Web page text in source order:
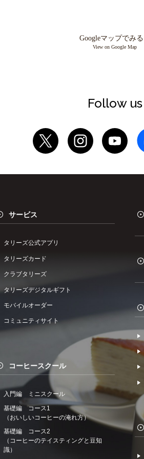
Googleマップでみる
View on Google Map
Follow us
サービス
タリーズ公式アプリ
タリーズカード
クラブタリーズ
タリーズデジタルギフト
モバイルオーダー
コミュニティサイト
コーヒースクール
入門編 ミニスクール
基礎編 コース1
（おいしいコーヒーの淹れ方）
基礎編 コース2
（コーヒーのテイスティングと豆知
識）